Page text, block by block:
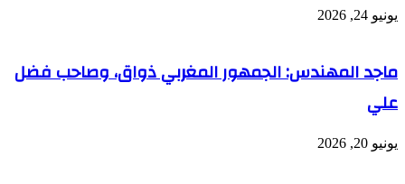
يونيو 24, 2026
ماجد المهندس: الجمهور المغربي ذواق، وصاحب فضل
علي
يونيو 20, 2026